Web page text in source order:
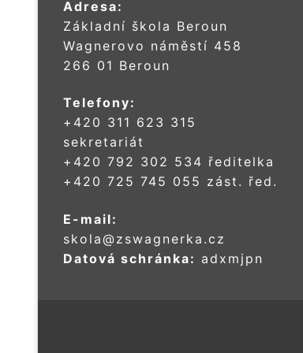
Adresa:
Základní škola Beroun
Wagnerovo náměstí 458
266 01 Beroun
Telefony:
+420 311 623 315
sekretariát
+420 792 302 534 ředitelka
+420 725 745 055 zást. řed.
E-mail:
skola@zswagnerka.cz
Datová schránka: adxmjpn